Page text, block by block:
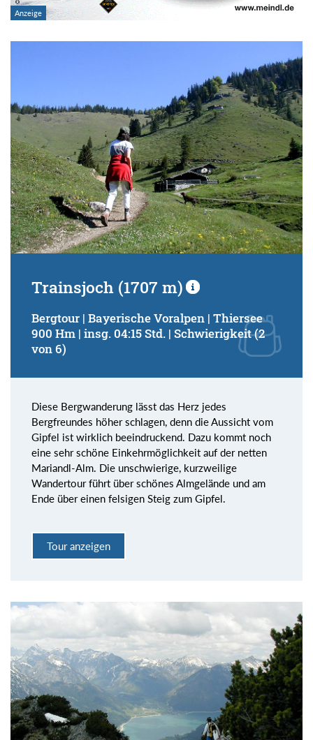
Trainsjoch (1707 m)
Bergtour | Bayerische Voralpen | Thiersee
900 Hm | insg. 04:15 Std. | Schwierigkeit (2
von 6)
Diese Bergwanderung lässt das Herz jedes
Bergfreundes höher schlagen, denn die Aussicht vom
Gipfel ist wirklich beeindruckend. Dazu kommt noch
eine sehr schöne Einkehrmöglichkeit auf der netten
Mariandl-Alm. Die unschwierige, kurzweilige
Wandertour führt über schönes Almgelände und am
Ende über einen felsigen Steig zum Gipfel.
Tour anzeigen